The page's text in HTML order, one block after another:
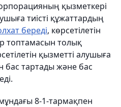
қызметкері
тиісті құжаттардың
береді, көрсетілетін
топтамасын толық
қызметті алушыға
бас тартады және бас
8-1-тармақпен